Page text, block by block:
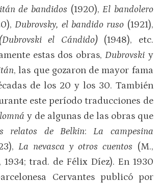
de bandidos (1920),El bandolero
Dubrovsky, el bandido ruso (1921),
el Cándido) (1948), etc.
estas dos obras,Dubrovski y
, las que gozaron de mayor fama
de los 20 y los 30. También
este período traducciones de
y de algunas de las obras que
relatos de Belkin:La campesina
La nevasca y otros cuentos (M.,
1934; trad. de Félix Díez). En 1930
Cervantes publicó por